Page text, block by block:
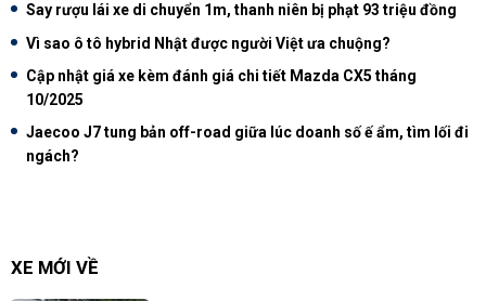
Say rượu lái xe di chuyển 1m, thanh niên bị phạt 93 triệu đồng
Vì sao ô tô hybrid Nhật được người Việt ưa chuộng?
Cập nhật giá xe kèm đánh giá chi tiết Mazda CX5 tháng
10/2025
Jaecoo J7 tung bản off-road giữa lúc doanh số ế ẩm, tìm lối đi
ngách?
XE MỚI VỀ